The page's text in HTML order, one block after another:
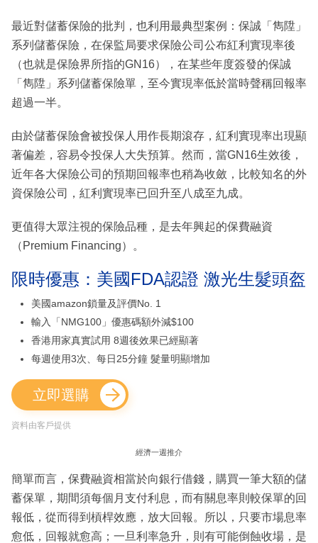
最近對儲蓄保險的批判，也利用最典型案例：保誠「雋陞」
系列儲蓄保險，在保監局要求保險公司公布紅利實現率後
（也就是保險界所指的GN16），在某些年度簽發的保誠
「雋陞」系列儲蓄保險單，至今實現率低於當時聲稱回報率
超過一半。
由於儲蓄保險會被投保人用作長期滾存，紅利實現率出現顯
著偏差，容易令投保人大失預算。然而，當GN16生效後，
近年各大保險公司的預期回報率也稍為收斂，比較知名的外
資保險公司，紅利實現率已回升至八成至九成。
更值得大眾注視的保險品種，是去年興起的保費融資
（Premium Financing）。
限時優惠：美國FDA認證 激光生髮頭盔
美國amazon鎖量及評價No. 1
輸入「NMG100」優惠碼額外減$100
香港用家真實試用 8週後效果已經顯著
每週使用3次、每日25分鐘 髮量明顯增加
立即選購
資料由客戶提供
經濟一週推介
簡單而言，保費融資相當於向銀行借錢，購買一筆大額的儲
蓄保單，期間須每個月支付利息，而有關息率則較保單的回
報低，從而得到槓桿效應，放大回報。所以，只要市場息率
愈低，回報就愈高；一旦利率急升，則有可能倒蝕收場，是